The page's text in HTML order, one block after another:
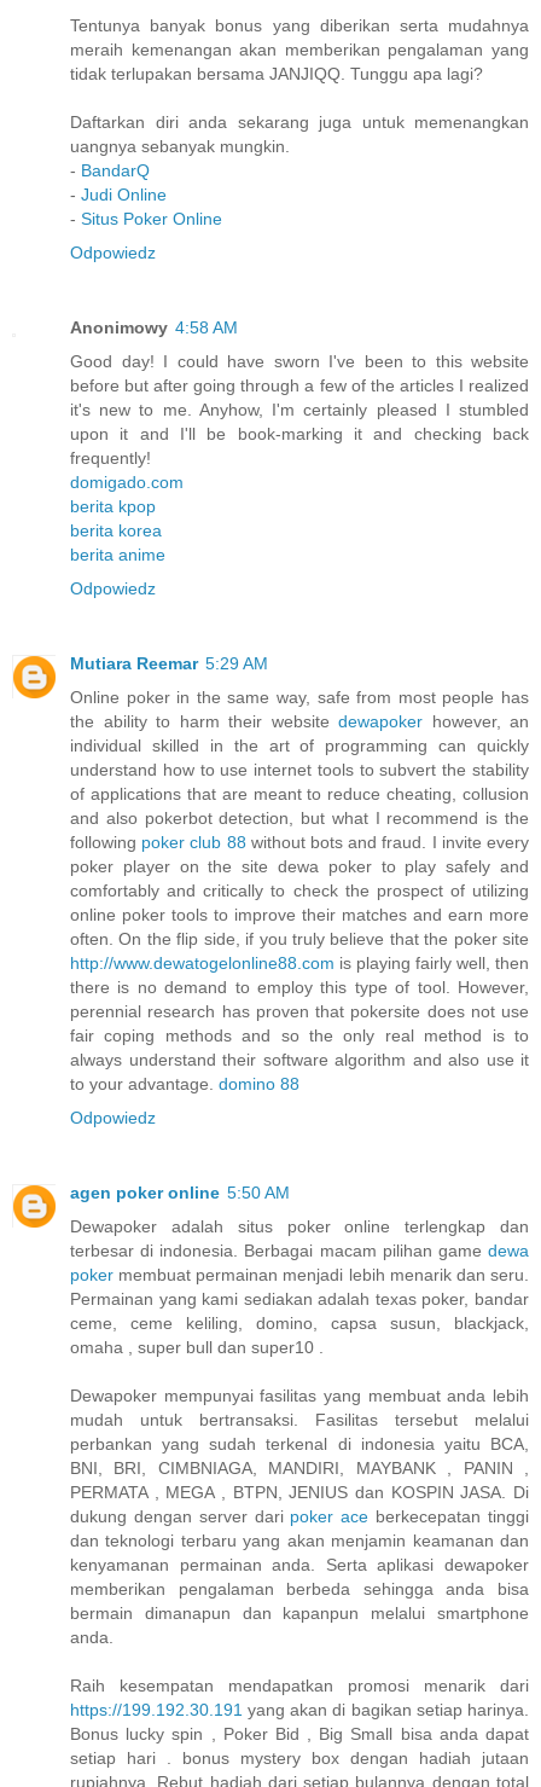
Tentunya banyak bonus yang diberikan serta mudahnya
meraih kemenangan akan memberikan pengalaman yang
tidak terlupakan bersama JANJIQQ. Tunggu apa lagi?
Daftarkan diri anda sekarang juga untuk memenangkan
uangnya sebanyak mungkin.
- BandarQ
- Judi Online
- Situs Poker Online
Odpowiedz
Anonimowy 4:58 AM
Good day! I could have sworn I've been to this website
before but after going through a few of the articles I realized
it's new to me. Anyhow, I'm certainly pleased I stumbled
upon it and I'll be book-marking it and checking back
frequently!
domigado.com
berita kpop
berita korea
berita anime
Odpowiedz
Mutiara Reemar 5:29 AM
Online poker in the same way, safe from most people has
the ability to harm their website dewapoker however, an
individual skilled in the art of programming can quickly
understand how to use internet tools to subvert the stability
of applications that are meant to reduce cheating, collusion
and also pokerbot detection, but what I recommend is the
following poker club 88 without bots and fraud. I invite every
poker player on the site dewa poker to play safely and
comfortably and critically to check the prospect of utilizing
online poker tools to improve their matches and earn more
often. On the flip side, if you truly believe that the poker site
http://www.dewatogelonline88.com is playing fairly well, then
there is no demand to employ this type of tool. However,
perennial research has proven that pokersite does not use
fair coping methods and so the only real method is to
always understand their software algorithm and also use it
to your advantage. domino 88
Odpowiedz
agen poker online 5:50 AM
Dewapoker adalah situs poker online terlengkap dan
terbesar di indonesia. Berbagai macam pilihan game dewa
poker membuat permainan menjadi lebih menarik dan seru.
Permainan yang kami sediakan adalah texas poker, bandar
ceme, ceme keliling, domino, capsa susun, blackjack,
omaha , super bull dan super10 .
Dewapoker mempunyai fasilitas yang membuat anda lebih
mudah untuk bertransaksi. Fasilitas tersebut melalui
perbankan yang sudah terkenal di indonesia yaitu BCA,
BNI, BRI, CIMBNIAGA, MANDIRI, MAYBANK , PANIN ,
PERMATA , MEGA , BTPN, JENIUS dan KOSPIN JASA. Di
dukung dengan server dari poker ace berkecepatan tinggi
dan teknologi terbaru yang akan menjamin keamanan dan
kenyamanan permainan anda. Serta aplikasi dewapoker
memberikan pengalaman berbeda sehingga anda bisa
bermain dimanapun dan kapanpun melalui smartphone
anda.
Raih kesempatan mendapatkan promosi menarik dari
https://199.192.30.191 yang akan di bagikan setiap harinya.
Bonus lucky spin , Poker Bid , Big Small bisa anda dapat
setiap hari . bonus mystery box dengan hadiah jutaan
rupiahnya. Rebut hadiah dari setiap bulannya dengan total